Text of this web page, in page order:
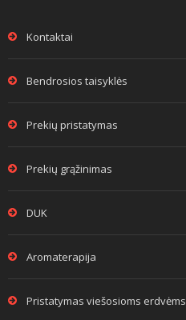
Kontaktai
Bendrosios taisyklės
Prekių pristatymas
Prekių grąžinimas
DUK
Aromaterapija
Pristatymas viešosioms erdvėms